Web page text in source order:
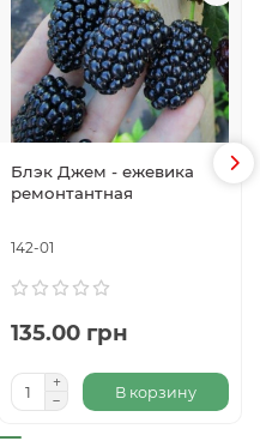
Блэк Джем - ежевика
ремонтантная
142-01
135.00 грн
В корзину